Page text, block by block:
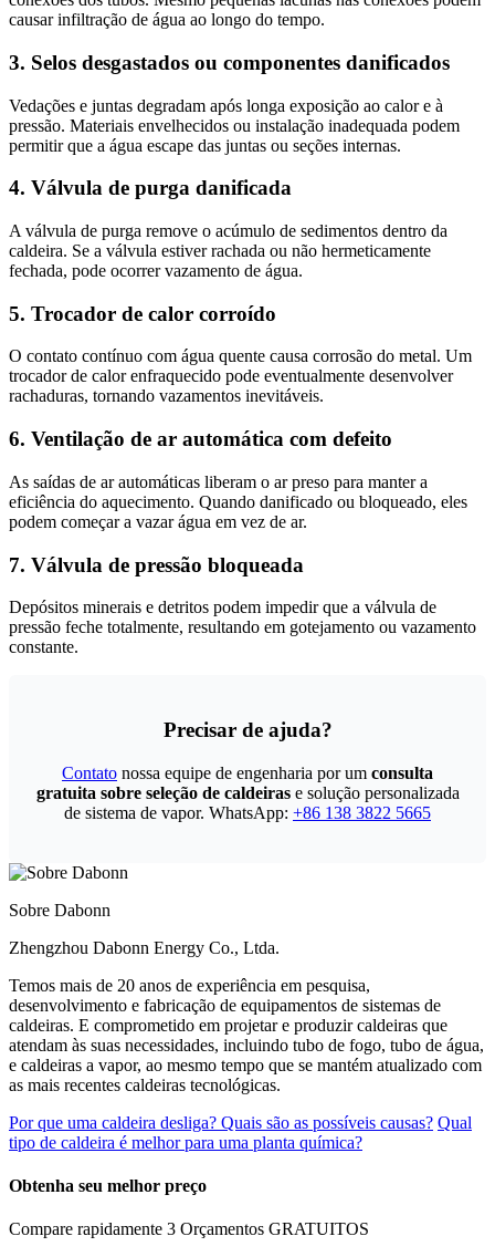
causar infiltração de água ao longo do tempo.
3. Selos desgastados ou componentes danificados
Vedações e juntas degradam após longa exposição ao calor e à
pressão. Materiais envelhecidos ou instalação inadequada podem
permitir que a água escape das juntas ou seções internas.
4. Válvula de purga danificada
A válvula de purga remove o acúmulo de sedimentos dentro da
caldeira. Se a válvula estiver rachada ou não hermeticamente
fechada, pode ocorrer vazamento de água.
5. Trocador de calor corroído
O contato contínuo com água quente causa corrosão do metal. Um
trocador de calor enfraquecido pode eventualmente desenvolver
rachaduras, tornando vazamentos inevitáveis.
6. Ventilação de ar automática com defeito
As saídas de ar automáticas liberam o ar preso para manter a
eficiência do aquecimento. Quando danificado ou bloqueado, eles
podem começar a vazar água em vez de ar.
7. Válvula de pressão bloqueada
Depósitos minerais e detritos podem impedir que a válvula de
pressão feche totalmente, resultando em gotejamento ou vazamento
constante.
Precisar de ajuda?
Contato nossa equipe de engenharia por um consulta
gratuita sobre seleção de caldeirase solução personalizada
de sistema de vapor. WhatsApp: +86 138 3822 5665
Sobre Dabonn
Zhengzhou Dabonn Energy Co., Ltda.
Temos mais de 20 anos de experiência em pesquisa,
desenvolvimento e fabricação de equipamentos de sistemas de
caldeiras. E comprometido em projetar e produzir caldeiras que
atendam às suas necessidades, incluindo tubo de fogo, tubo de água,
e caldeiras a vapor, ao mesmo tempo que se mantém atualizado com
as mais recentes caldeiras tecnológicas.
Por que uma caldeira desliga? Quais são as possíveis causas? Qual
tipo de caldeira é melhor para uma planta química?
Obtenha seu melhor preço
Compare rapidamente 3 Orçamentos GRATUITOS